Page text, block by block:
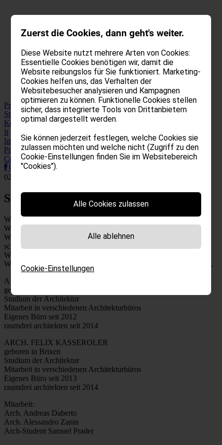
Projekte
Studio
Kontakt
It
Impressum
Privacy
Cookies
02825160217
Studio
Wir sind Architekten. Wir denken. Wir diskutieren. Wir reden mit.
Wir kreieren.
Wir entwickeln. Wir zeichnen. Wir planen. Wir organisieren. Wir
schaffen. Wir bauen.
Wir kümmern uns. Uns ist es nicht egal. Wir sind raum3.
Wir sind Felix Kasseroler und Jürgen Prosch. Wir sind Architekten.
ARCH. JÜRGEN PROSCH
geboren in Brixen
Studium der Architektur
Mitarbeit in verschiedenen Architekturbüros
Eigenes Büro seit 2012
raumdrei architekten seit 2014
ARCH. FELIX KASSEROLER
geboren in Brixen
Studium der Architektur
Mitarbeit in verschiedenen Architekturbüros
Eigenes Büro seit 2013
raumdrei architekten seit 2014
Mitarbeit:
Arch. Andreas Daberto
Arch. Alessandro Zanin
Arch-Student Samuel Prader
Zuerst die Cookies, dann geht's weiter.
Diese Website nutzt mehrere Arten von Cookies:
Essentielle Cookies benötigen wir, damit die
Website reibungslos für Sie funktioniert. Marketing-
Cookies helfen uns, das Verhalten der
Websitebesucher analysieren und Kampagnen
optimieren zu können. Funktionelle Cookies stellen
sicher, dass integrierte Tools von Drittanbietern
optimal dargestellt werden.
Sie können jederzeit festlegen, welche Cookies sie
zulassen möchten und welche nicht (Zugriff zu den
Cookie-Einstellungen finden Sie im Websitebereich
"Cookies").
Cookie-Einstellungen
Alle Cookies zulassen
Alle ablehnen